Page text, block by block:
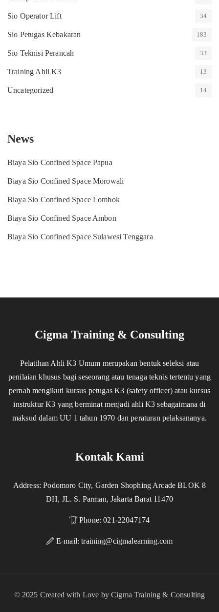
Sio Operator Lift 34
Sio Petugas Kebakaran 183
Sio Teknisi Perancah 33
Training Ahli K3 13
Uncategorized 14
News
Biaya Sio Confined Space Papua
Biaya Sio Confined Space Morowali
Biaya Sio Confined Space Lombok
Biaya Sio Confined Space Ambon
Biaya Sio Confined Space Sulawesi Tenggara
Cigma Training & Consulting
Pelatihan Ahli K3 Umum merupakan bentuk seleksi atau
penilaian khusus bagi seseorang atau tenaga teknis tertentu yang
pernah mengikuti kursus petugas K3 (safety officer) atau kursus
instruktur K3 yang berminat menjadi ahli K3 sebagaimana di
maksud dalam UU 1 tahun 1970 dan peraturan pelaksananya.
Kontak Kami
Address: Podomoro City, Garden Shophing Arcade BLOK 8
DH, JL. S. Parman, Jakarta Barat 11470
Phone: 021-22047174
E-mail:training@cigmalearning.com
© 2025 Created with Love by Cigma Training & Consulting